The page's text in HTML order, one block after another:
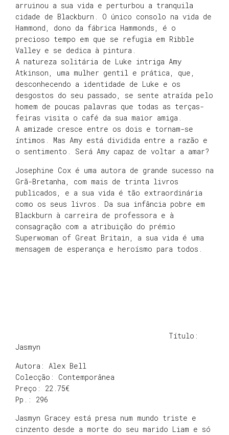
arruinou a sua vida e perturbou a tranquila
cidade de Blackburn. O único consolo na vida de
Hammond, dono da fábrica Hammonds, é o
precioso tempo em que se refugia em Ribble
Valley e se dedica à pintura.
A natureza solitária de Luke intriga Amy
Atkinson, uma mulher gentil e prática, que,
desconhecendo a identidade de Luke e os
desgostos do seu passado, se sente atraída pelo
homem de poucas palavras que todas as terças-
feiras visita o café da sua maior amiga.
A amizade cresce entre os dois e tornam-se
íntimos. Mas Amy está dividida entre a razão e
o sentimento. Será Amy capaz de voltar a amar?
Josephine Cox é uma autora de grande sucesso na
Grã-Bretanha, com mais de trinta livros
publicados, e a sua vida é tão extraordinária
como os seus livros. Da sua infância pobre em
Blackburn à carreira de professora e à
consagração com a atribuição do prémio
Superwoman of Great Britain, a sua vida é uma
mensagem de esperança e heroísmo para todos.
Título:
Jasmyn
Autora: Alex Bell
Colecção: Contemporânea
Preço: 22.75€
Pp.: 296
Jasmyn Gracey está presa num mundo triste e
cinzento desde a morte do seu marido Liam e só